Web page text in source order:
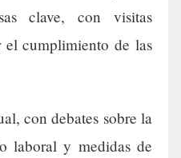
clave, con visitas
el cumplimiento de las
con debates sobre la
laboral y medidas de